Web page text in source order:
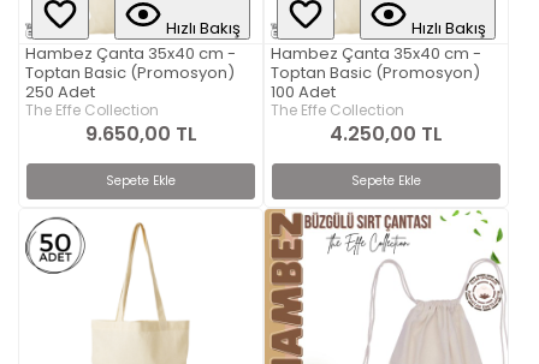
Hızlı Bakış
Hambez Çanta 35x40 cm -
Toptan Basic (Promosyon)
250 Adet
The Effe Collection
9.650,00 TL
Sepete Ekle
Hızlı Bakış
Hambez Çanta 35x40 cm -
Toptan Basic (Promosyon)
100 Adet
The Effe Collection
4.250,00 TL
Sepete Ekle